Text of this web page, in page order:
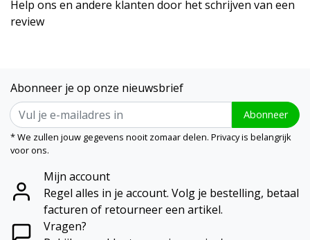
Help ons en andere klanten door het schrijven van een
review
Abonneer je op onze nieuwsbrief
Abonneer
* We zullen jouw gegevens nooit zomaar delen. Privacy is belangrijk
voor ons.
Mijn account
Regel alles in je account. Volg je bestelling, betaal
facturen of retourneer een artikel.
Vragen?